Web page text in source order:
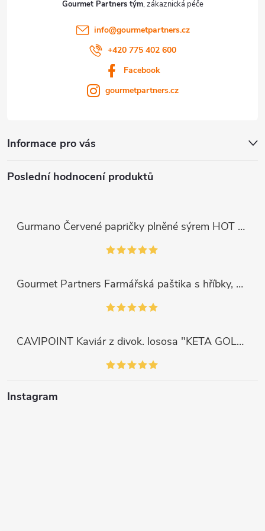
Informace pro vás
Gourmet Partners tým
info@gourmetpartners.cz
+420 775 402 600
Facebook
gourmetpartners.cz
Poslední hodnocení produktů
Gurmano Červené papričky plněné sýrem HOT palivé, 290g
Gourmet Partners Farmářská paštika s hříbky, 180g
CAVIPOINT Kaviár z divok. lososa "KETA GOLD", 200g
Instagram